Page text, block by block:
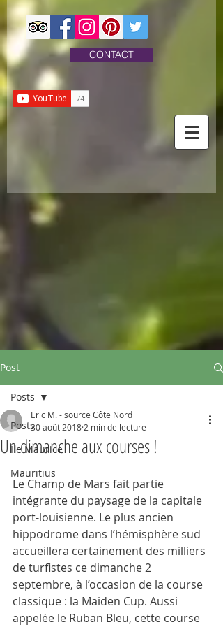
CONTACT
Post
Posts
Ile Maurice
Mauritius
Posts
Un dimanche aux courses !
Eric M. - source Côte Nord
30 août 2018 2 min de lecture
Le Champ de Mars fait partie
intégrante du paysage de la capitale
port-louisienne. Le plus ancien
hippodrome dans l’hémisphère sud
accueillera certainement des milliers
de turfistes ce dimanche 2
septembre, à l’occasion de la course
classique : la Maiden Cup. Aussi
appelée le Ruban Bleu, cette course